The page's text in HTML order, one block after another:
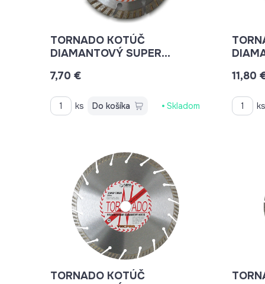
TORNADO KOTÚČ
DIAMANTOVÝ SUPER
ARMOVANÝ BETON, BETON,
TEHLA
7,70 €
ks Do košíka Skladom
TEHLA
11,80
ks
TORNADO KOTÚČ